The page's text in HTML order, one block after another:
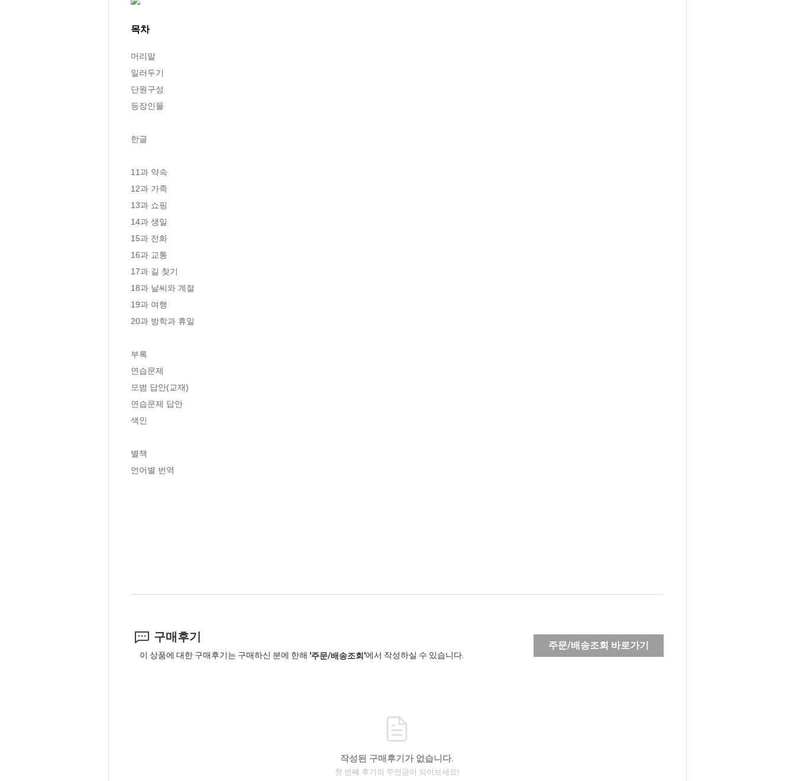
목차
머리말
일러두기
단원구성
등장인물
한글
11과 약속
12과 가족
13과 쇼핑
14과 생일
15과 전화
16과 교통
17과 길 찾기
18과 날씨와 계절
19과 여행
20과 방학과 휴일
부록
연습문제
모범 답안(교재)
연습문제 답안
색인
별책
언어별 번역
구매후기
이 상품에 대한 구매후기는 구매하신 분에 한해 '주문/배송조회'에서 작성하실 수 있습니다.
주문/배송조회 바로가기
작성된 구매후기가 없습니다.
첫 번째 후기의 주인공이 되어보세요!